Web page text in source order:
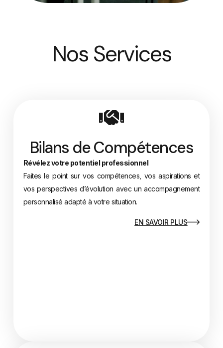
Nos Services
Bilans de Compétences
Révélez votre potentiel professionnel
Faites le point sur vos compétences, vos aspirations et
vos perspectives d’évolution avec un accompagnement
personnalisé adapté à votre situation.
EN SAVOIR PLUS